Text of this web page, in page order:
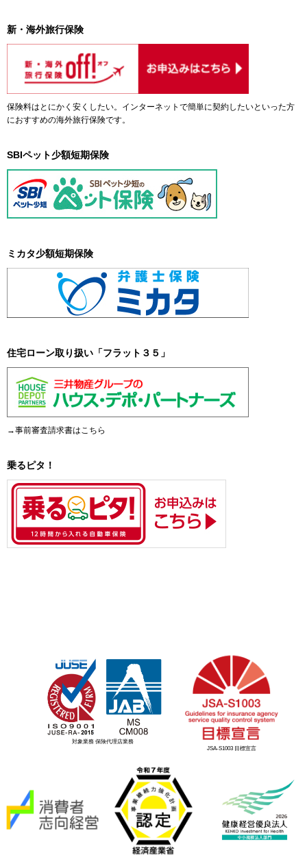
新・海外旅行保険
保険料はとにかく安くしたい。インターネットで簡単に契約したいといった方
におすすめの海外旅行保険です。
SBIペット少額短期保険
ミカタ少額短期保険
住宅ローン取り扱い「フラット３５」
→事前審査請求書はこちら
乗るピタ！
対象業務 保険代理店業務
JSA-S1003 目標宣言